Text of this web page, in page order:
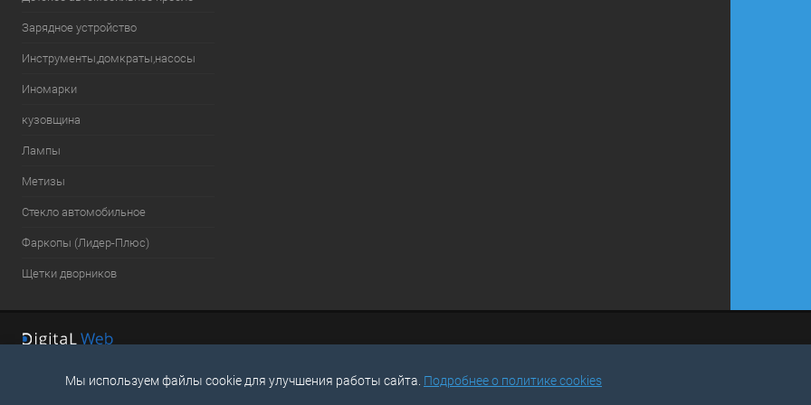
Мы используем файлы cookie для улучшения работы сайта. Подробнее о политике cookies
Зарядное устройство
Инструменты,домкраты,насосы
Иномарки
кузовщина
Лампы
Метизы
Стекло автомобильное
Фаркопы (Лидер-Плюс)
Щетки дворников
ОБРАТНАЯ СВЯЗЬ +7 (8636) 23-10-71 dv@nixon-auto.ru